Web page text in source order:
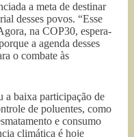
a meta de destinar
desses povos. “Esse
na COP30, espera-
a agenda desses
o combate às
a baixa participação de
de poluentes, como
e consumo
climática é hoje